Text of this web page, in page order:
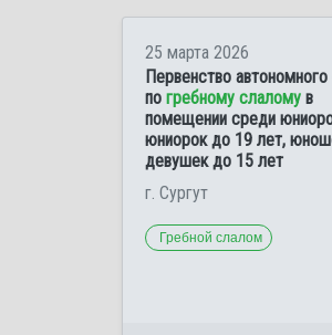
25 марта 2026
Первенство автономного
по гребному слалому в
помещении среди
юниорок до 19 лет,
девушек до 15 лет
г. Сургут
Гребной слалом